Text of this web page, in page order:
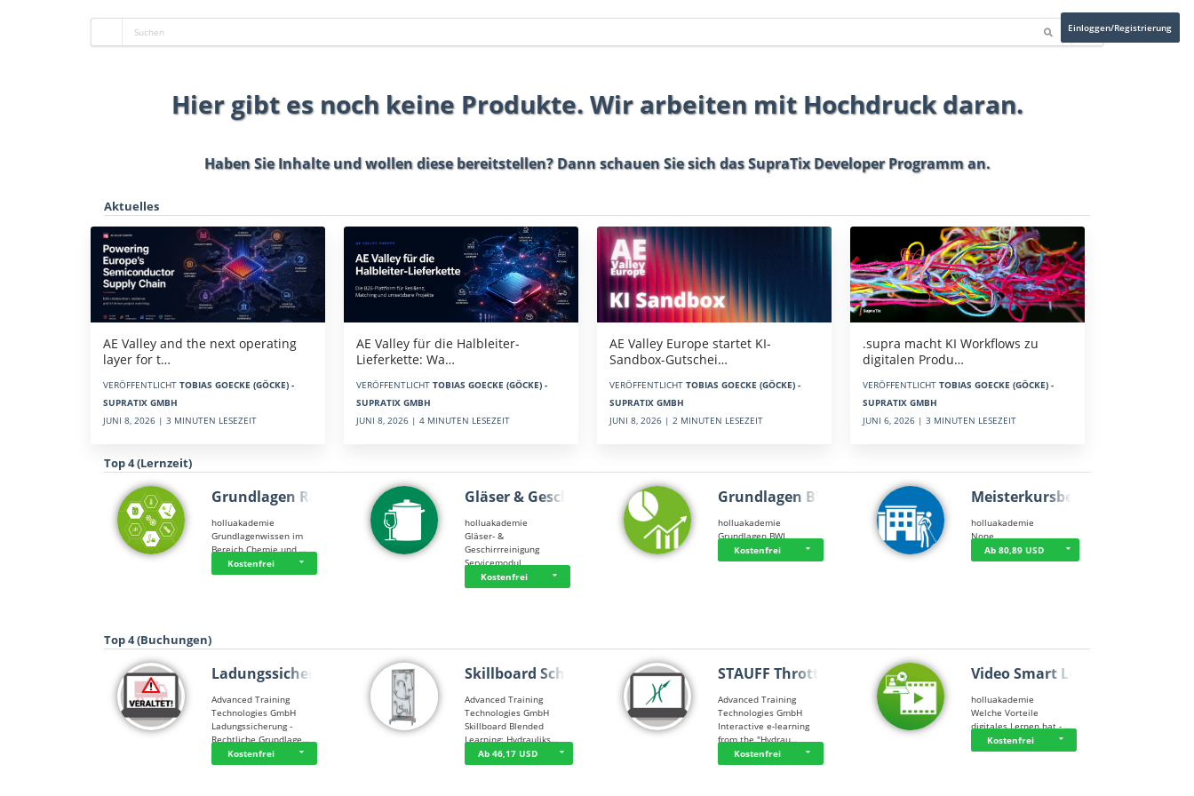
Einloggen/Registrierung
Hier gibt es noch keine Produkte. Wir arbeiten mit Hochdruck daran.
Haben Sie Inhalte und wollen diese bereitstellen? Dann schauen Sie sich dasSupraTix Developer Programman.
Aktuelles
AE Valley and the next operating
layer for t…
VERÖFFENTLICHT TOBIAS GOECKE (GÖCKE) -
SUPRATIX GMBH
JUNI 8, 2026 | 3 MINUTEN LESEZEIT
AE Valley für die Halbleiter-
Lieferkette: Wa…
VERÖFFENTLICHT TOBIAS GOECKE (GÖCKE) -
SUPRATIX GMBH
JUNI 8, 2026 | 4 MINUTEN LESEZEIT
AE Valley Europe startet KI-
Sandbox-Gutschei…
VERÖFFENTLICHT TOBIAS GOECKE (GÖCKE) -
SUPRATIX GMBH
JUNI 8, 2026 | 2 MINUTEN LESEZEIT
.supra macht KI Workflows zu
digitalen Produ…
VERÖFFENTLICHT TOBIAS GOECKE (GÖCKE) -
SUPRATIX GMBH
JUNI 6, 2026 | 3 MINUTEN LESEZEIT
Top 4 (Lernzeit)
Grundlagen Rein…
holluakademie
Grundlagenwissen im
Bereich Chemie und …
Kostenfrei
Gläser & Geschi…
holluakademie
Gläser- &
Geschirrreinigung
Servicemodul
Kostenfrei
Grundlagen BWL
holluakademie
Grundlagen BWL
Kostenfrei
Meisterkursbegl…
holluakademie
None
Ab 80,89 USD
Top 4 (Buchungen)
Ladungssicherung
Advanced Training
Technologies GmbH
Ladungssicherung -
Rechtliche Grundlage…
Kostenfrei
Skillboard Schl…
Advanced Training
Technologies GmbH
Skillboard Blended
Learning: Hydrauliks…
Ab 46,17 USD
STAUFF Throttle…
Advanced Training
Technologies GmbH
Interactive e-learning
from the "Hydrau…
Kostenfrei
Video Smart Lea…
holluakademie
Welche Vorteile
digitales Lernen hat - …
Kostenfrei